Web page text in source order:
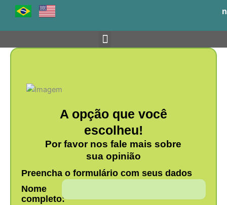
o
A opção que você
escolheu!
Por favor nos fale mais sobre
sua opinião
Preencha o formulário com seus dados
Nome
completo: